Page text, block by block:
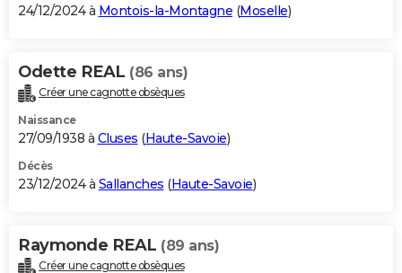
24/12/2024 à Montois-la-Montagne (Moselle)
Odette REAL (86 ans)
Créer une cagnotte obsèques
Naissance
27/09/1938 à Cluses (Haute-Savoie)
Décès
23/12/2024 à Sallanches (Haute-Savoie)
Raymonde REAL (89 ans)
Créer une cagnotte obsèques